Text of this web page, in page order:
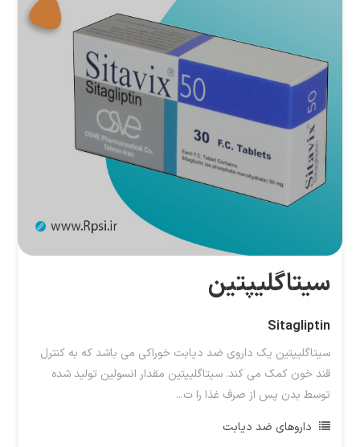
سیتاگلیپتین
Sitagliptin
سیتاگلیپتین یک داروی ضد دیابت خوراکی می باشد که به کنترل
قند خون کمک می کند. سیتاگلیپتین مقدار انسولین تولید شده
توسط بدن پس از صرف غذا را ت...
داروهای ضد دیابت